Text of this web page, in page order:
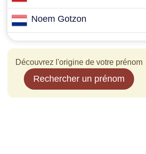
Noem Gotzon
Découvrez l'origine de votre prénom
Rechercher un prénom